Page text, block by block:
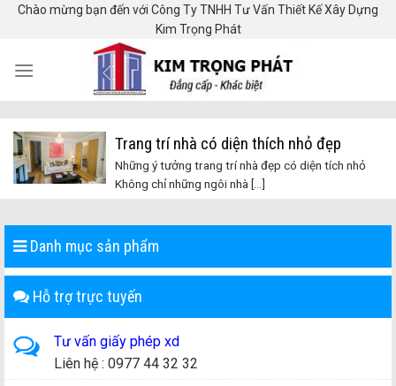
SkipChào mừng bạn đến với Công Ty TNHH Tư Vấn Thiết Kế Xây Dựng
Kim Trọng Phát
Danh mục sản phẩm
Hỗ trợ trực tuyến
Tư vấn giấy phép xd
Liên hệ : 0977 44 32 32
Trang trí nhà có diện thích nhỏ đẹp
Những ý tưởng trang trí nhà đẹp có diện tích nhỏ
Không chỉ những ngôi nhà [...]